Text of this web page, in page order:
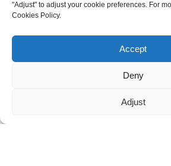
Discutez avec nous
Pour toute question concernant nos
DEMANDEZ UN DEVIS DÈS
SUIVEZ-NOUS SUR LES
"Adjust" to adjust your cookie preferences. For
Cookies Policy.
Accept
Deny
Adjust